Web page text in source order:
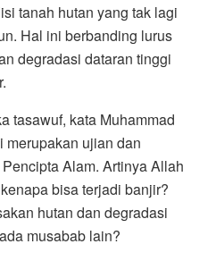
tanah hutan yang tak lagi
Hal ini berbanding lurus
degradasi dataran tinggi
tasawuf, kata Muhammad
merupakan ujian dan
Alam. Artinya Allah
bisa terjadi banjir?
hutan dan degradasi
musabab lain?